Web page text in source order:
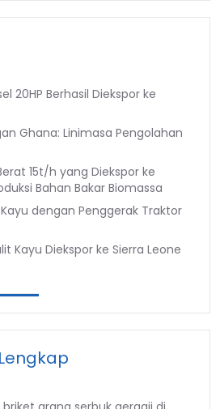
20HP Berhasil Diekspor ke
Ghana: Linimasa Pengolahan
15t/h yang Diekspor ke
Bahan Bakar Biomassa
dengan Penggerak Traktor
Kayu Diekspor ke Sierra Leone